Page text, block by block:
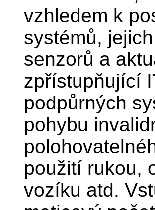
vzhledem k
systémů,
senzorů a
zpřístupňující
podpůrných
pohybu
použití rukou,
vozíku atd.